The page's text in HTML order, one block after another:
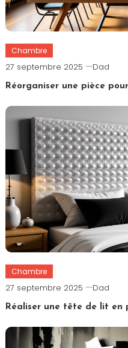
Chambre
27 septembre 2025 Dad
Réorganiser une pièce
Chambre
27 septembre 2025 Dad
Réaliser une tête de lit en